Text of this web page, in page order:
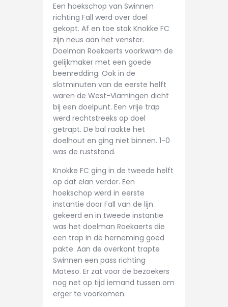
Een hoekschop van Swinnen
richting Fall werd over doel
gekopt. Af en toe stak Knokke FC
zijn neus aan het venster.
Doelman Roekaerts voorkwam de
gelijkmaker met een goede
beenredding. Ook in de
slotminuten van de eerste helft
waren de West-Vlamingen dicht
bij een doelpunt. Een vrije trap
werd rechtstreeks op doel
getrapt. De bal raakte het
doelhout en ging niet binnen. 1-0
was de ruststand.
Knokke FC ging in de tweede helft
op dat elan verder. Een
hoekschop werd in eerste
instantie door Fall van de lijn
gekeerd en in tweede instantie
was het doelman Roekaerts die
een trap in de herneming goed
pakte. Aan de overkant trapte
Swinnen een pass richting
Mateso. Er zat voor de bezoekers
nog net op tijd iemand tussen om
erger te voorkomen.